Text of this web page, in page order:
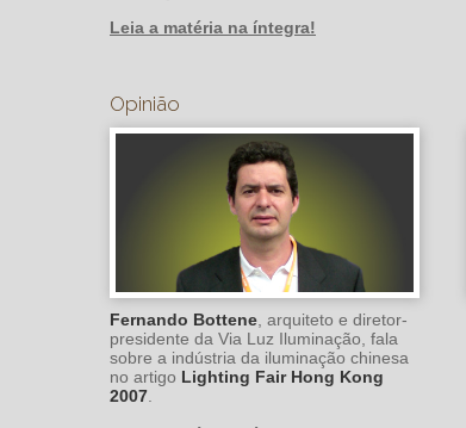
Leia a matéria na íntegra!
Opinião
Fernando Bottene , arquiteto e diretor-
presidente da Via Luz Iluminação, fala
sobre a indústria da iluminação chinesa
no artigo Lighting Fair Hong Kong
2007